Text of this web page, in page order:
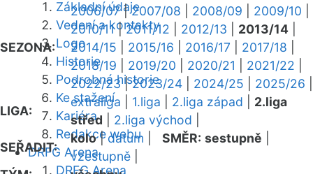
Základní údaje
Vedení a kontakty
Logo
Historie
Podrobná historie
Ke stažení
Kariéra
Redakce webu
DRFG Arena
DRFG Arena
SEZONA:
2006/07|2007/08 2008/09 2009/10
2010/11|2011/12 2012/13 2013/14
2014/15
2015/16 2016/17 2017/18
2018/19
2019/20 2020/21 2021/22
2022/23|2023/24 2024/25 2025/26
LIGA:
extraliga 1.liga 2.liga západ
2.liga
střed
2.liga východ
SEŘADIT:
kolo|datum SMĚR: sestupně
vzestupně